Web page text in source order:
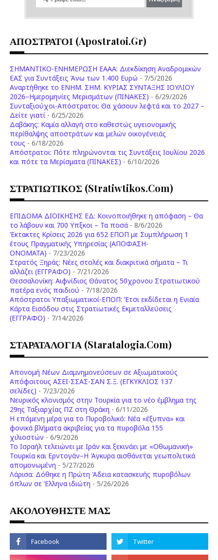
ΑΠΟΣΤΡΑΤΟΙ (apostratoi.gr)
ΣΗΜΑΝΤΙΚΟ-ΕΝΗΜΕΡΩΣΗ ΕΑΑΑ: Διεκδίκηση Αναδρομικών
ΕΑΣ για Συντάξεις Άνω των 1.400 Ευρώ - 7/5/2026
Aναρτήθηκε το ENHM. ΣΗΜ. ΚΥΡΙΑΣ ΣΥΝΤΑΞΗΣ ΙΟΥΛΙΟΥ
2026–Ημερομηνίες Μερισμάτων (ΠΙΝΑΚΕΣ) - 6/29/2026
Συνταξιούχοι-Απόστρατοι: Θα χάσουν λεφτά και το 2027 –
Δείτε γιατί - 6/25/2026
Δαβάκης: Καμία αλλαγή στο καθεστώς υγειονομικής
περίθαλψης αποστράτων και μελών οικογένειάς
τους - 6/18/2026
Aπόστρατοι: Πότε πληρώνονται τις Συντάξεις Ιουλίου 2026
και πότε τα Μερίσματα (ΠΙΝΑΚΕΣ) - 6/10/2026
ΣΤΡΑΤΙΩΤΙΚΟΣ (stratiwtikos.com)
ΕΠΙΔΟΜΑ ΔΙΟΙΚΗΣΗΣ ΕΔ: Κοινοποιήθηκε η απόφαση – Θα
το λάβουν και 700 Υπξκοι – Τα ποσά - 8/6/2026
Έκτακτες Κρίσεις 2026 για 652 ΕΠΟΠ με Συμπλήρωση 1
έτους Πραγματικής Υπηρεσίας (ΑΠΟΦΑΣΗ-
ONOMATA) - 7/23/2026
Στρατός Ξηράς: Νέες στολές και διακριτικά σήματα – Τι
αλλάζει (ΕΓΓΡΑΦΟ) - 7/21/2026
Θεσσαλονίκη: Αιφνίδιος Θάνατος 50χρονου Στρατιωτικού
πατέρα ενός παιδιού - 7/18/2026
Απόστρατοι Υπαξιωματικοί-ΕΠΟΠ: Έτσι εκδίδεται η Ενιαία
Κάρτα Εισόδου στις Στρατιωτικές Εκμεταλλεύσεις
(ΕΓΓΡΑΦΟ) - 7/14/2026
ΣΤΑΡΑΤΑΛΟΓΙΑ (staratalogia.com)
Απονομή Νέων Διαμνημονεύσεων σε Αξιωματικούς
Απόφοιτους ΑΣΕΙ-ΣΣΑΣ-ΣΑΝ Σ.Ξ. (ΕΓΚΥΚΛΙΟΣ 137
σελίδες) - 7/23/2026
Νευρικός κλονισμός στην Τουρκία για το νέο έμβλημα της
29ης Ταξιαρχίας ΠΖ στη Θράκη - 6/11/2026
Η επόμενη μέρα για το Πυροβολικό: Νέα «έξυπνα» και
φονικά βλήματα ακριβείας για τα πυροβόλα 155
χιλιοστών - 6/9/2026
Το Ισραήλ τελειώνει με Ιράν και ξεκινάει με «Οθωμανική»
Τουρκία και Ερντογάν–Η Άγκυρα αισθάνεται γεωπολιτικά
απομονωμένη - 5/27/2026
Λάρισα: Δόθηκε η Πρώτη Άδεια κατασκευής πυροβόλων
όπλων σε Έλληνα ιδιώτη - 5/26/2026
ΑΚΟΛΟΥΘΗΣΤΕ ΜΑΣ